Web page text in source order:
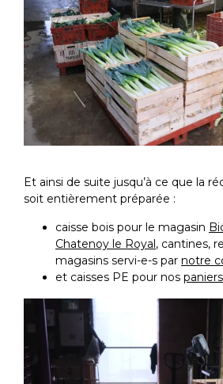
Et ainsi de suite jusqu’à ce que la
soit entièrement préparée :
caisse bois pour le magasin
Chatenoy le Royal, cantines,
magasins servi-e-s par notre
et caisses PE pour nos